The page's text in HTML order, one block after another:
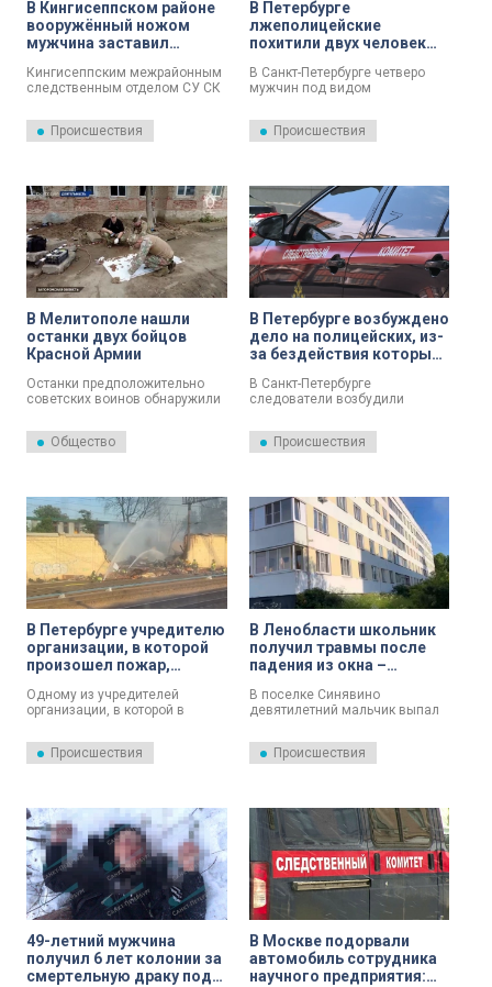
В Кингисеппском районе
вооружённый ножом
мужчина заставил
и увёз в другую деревню
Кингисеппским межрайонным
следственным отделом СУ СК
области в отношении 35-
летнего мужчины возбуждено
126 УК РФ — Похищение
человека с применением
предметов, используемых в
качестве оружия, сообщает
пресс-служба СУ СК России по
Ленобласти.
Происшествия
В Петербурге
лжеполицейские
похитили двух человек
миллиона рублей
В Санкт-Петербурге четверо
мужчин под видом
человек и вымогали деньги,
сообщает ГСУ СК России по
Происшествия
В Мелитополе нашли
останки двух бойцов
Красной Армии
Останки предположительно
советских воинов обнаружили
улице Богдана Хмельницкого.
В 2026 году это уже не первая
Общество
В Петербурге возбуждено
дело на полицейских, из-
за бездействия которых
В Санкт-Петербурге
следователи возбудили
двух сотрудников полиции
Красносельского района. Их
полномочиями, повлекшем
тяжкие последствия (ч. 3 ст.
285 УК РФ), сообщает ГСУ СК
России по городу Санкт-
Петербургу.
Происшествия
В Петербурге учредителю
организации, в которой
произошел пожар,
человек, предъявили
обвинение
Одному из учредителей
организации, в которой в
произошел серьезный пожар –
в нем погибли 4 человека –
Происшествия
В Ленобласти школьник
получил травмы после
падения из окна –
дело
В поселке Синявино
девятилетний мальчик выпал
следователи возбудили
уголовное дело по статье
Происшествия
49-летний мужчина
получил 6 лет колонии за
смертельную драку под
В Москве подорвали
автомобиль сотрудника
научного предприятия: